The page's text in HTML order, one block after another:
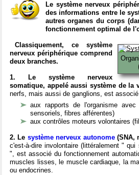
Le système nerveux
des informations entre le
autres organes du corps
fonctionnement optimal de
Classiquement, ce système
nerveux périphérique comprend
deux branches.
1. Le système nerveux
somatique, appelé aussi système de la
nerfs, mais aussi de ganglions, est
aux rapports de l'organisme avec
sensoriels, fibres afférentes)
aux contrôles moteurs volontaires
2. Le système nerveux autonome(SNA,
c'est-à-dire involontaire (littéralement "
", est associé du fonctionnement
muscles lisses, le muscle cardiaque, la
ou endocrines.